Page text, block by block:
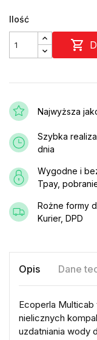
Ilość

Najwyższa
Szybka
dnia
Wygodne i
Tpay,
Rożne formy
Kurier, DPD
Opis Dane
Ecoperla Multicab
nielicznych
uzdatniania wody